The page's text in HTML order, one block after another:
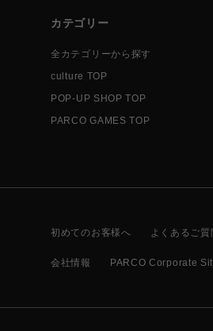
カテゴリー
全カテゴリーから探す
culture TOP
POP-UP SHOP TOP
PARCO GAMES TOP
初めてのお客様へ よくあるご
会社情報 PARCO Corporate